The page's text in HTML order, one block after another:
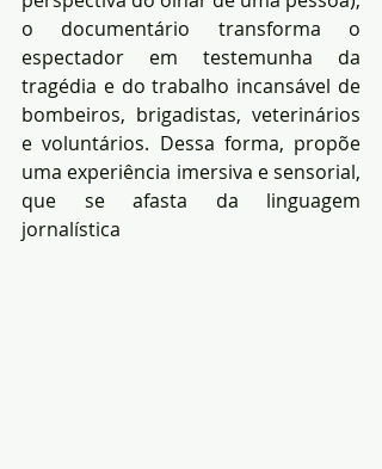
o documentário transforma o
espectador em testemunha da
tragédia e do trabalho incansável de
bombeiros, brigadistas, veterinários
e voluntários. Dessa forma, propõe
uma experiência imersiva e sensorial,
que se afasta da linguagem
jornalística